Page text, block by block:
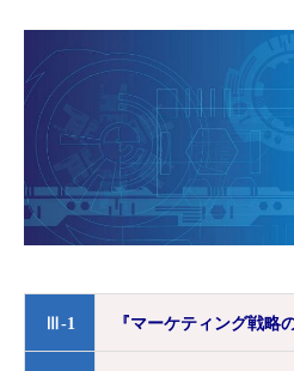
Ⅲ-1 『マーケティング戦略